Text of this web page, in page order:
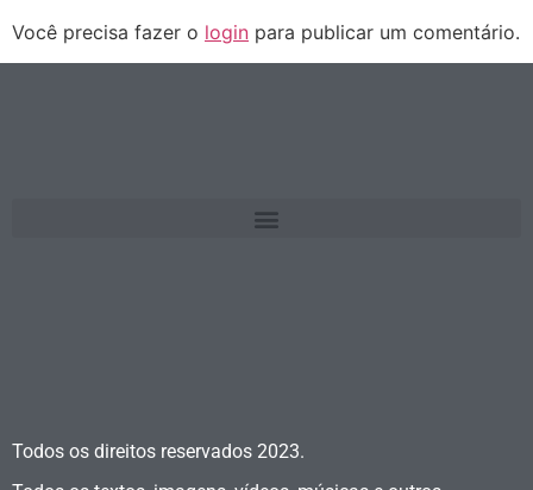
Você precisa fazer o login para publicar um comentário.
Todos os direitos reservados 2023.